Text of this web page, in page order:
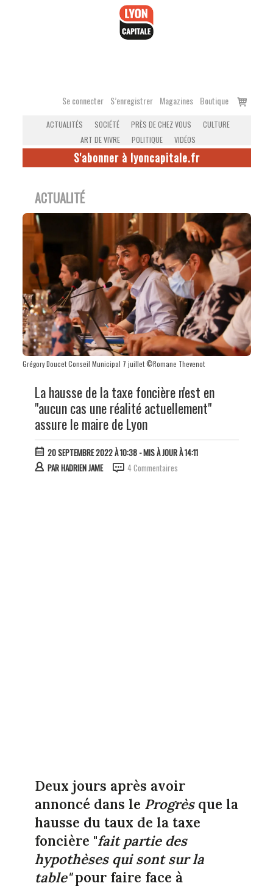
Se connecter S’enregistrer Magazines Boutique
Voir
ACTUALITÉS SOCIÉTÉ PRÈS DE CHEZ VOUS
CULTURE
ART DE VIVRE
POLITIQUE VIDÉOS
S'abonner à lyoncapitale.fr
ACTUALITÉ
Grégory Doucet Conseil Municipal 7 juillet ©Romane Thevenot
La hausse de la taxe foncière n'est en
"aucun cas une réalité actuellement"
assure le maire de Lyon
20 SEPTEMBRE 2022 À 10:38- MIS À JOUR À 14:11
PARHADRIEN JAME 4 Commentaires
Deux jours après avoir
annoncé dans le Progrèsque la
hausse du taux de la taxe
foncière "fait partie des
hypothèses qui sont sur la
table"pour faire face à